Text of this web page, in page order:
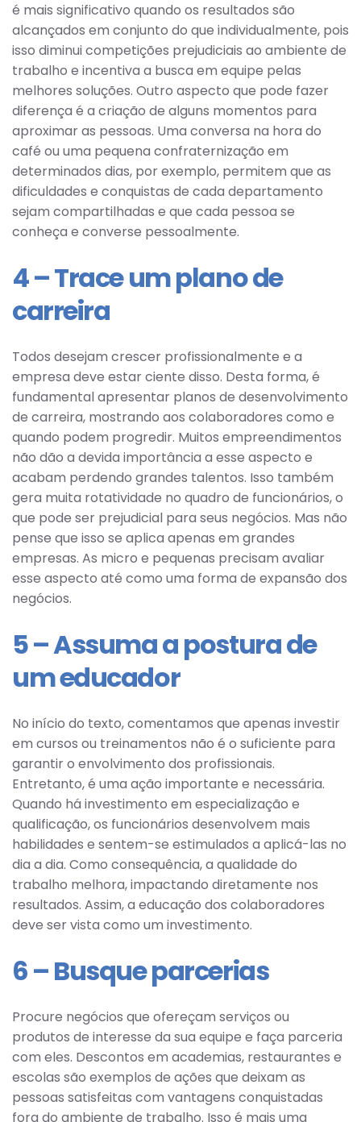
é mais significativo quando os resultados são
alcançados em conjunto do que individualmente, pois
isso diminui competições prejudiciais ao ambiente de
trabalho e incentiva a busca em equipe pelas
melhores soluções. Outro aspecto que pode fazer
diferença é a criação de alguns momentos para
aproximar as pessoas. Uma conversa na hora do
café ou uma pequena confraternização em
determinados dias, por exemplo, permitem que as
dificuldades e conquistas de cada departamento
sejam compartilhadas e que cada pessoa se
conheça e converse pessoalmente.
4 – Trace um plano de
carreira
Todos desejam crescer profissionalmente e a
empresa deve estar ciente disso. Desta forma, é
fundamental apresentar planos de desenvolvimento
de carreira, mostrando aos colaboradores como e
quando podem progredir. Muitos empreendimentos
não dão a devida importância a esse aspecto e
acabam perdendo grandes talentos. Isso também
gera muita rotatividade no quadro de funcionários, o
que pode ser prejudicial para seus negócios. Mas não
pense que isso se aplica apenas em grandes
empresas. As micro e pequenas precisam avaliar
esse aspecto até como uma forma de expansão dos
negócios.
5 – Assuma a postura de
um educador
No início do texto, comentamos que apenas investir
em cursos ou treinamentos não é o suficiente para
garantir o envolvimento dos profissionais.
Entretanto, é uma ação importante e necessária.
Quando há investimento em especialização e
qualificação, os funcionários desenvolvem mais
habilidades e sentem-se estimulados a aplicá-las no
dia a dia. Como consequência, a qualidade do
trabalho melhora, impactando diretamente nos
resultados. Assim, a educação dos colaboradores
deve ser vista como um investimento.
6 – Busque parcerias
Procure negócios que ofereçam serviços ou
produtos de interesse da sua equipe e faça parceria
com eles. Descontos em academias, restaurantes e
escolas são exemplos de ações que deixam as
pessoas satisfeitas com vantagens conquistadas
fora do ambiente de trabalho. Isso é mais uma